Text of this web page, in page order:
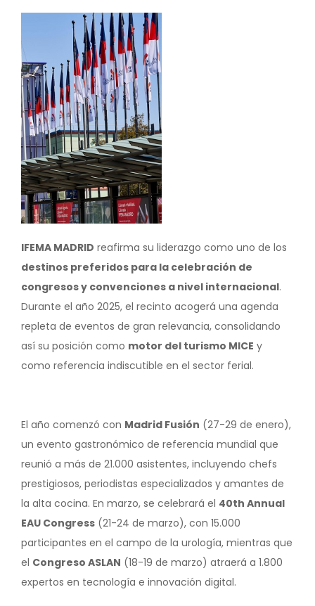
IFEMA MADRID reafirma su liderazgo como uno de los
destinos preferidos para la celebración de
congresos y convenciones a nivel internacional.
Durante el año 2025, el recinto acogerá una agenda
repleta de eventos de gran relevancia, consolidando
así su posición como motor del turismo MICE y
como referencia indiscutible en el sector ferial.
El año comenzó con Madrid Fusión (27-29 de enero),
un evento gastronómico de referencia mundial que
reunió a más de 21.000 asistentes, incluyendo chefs
prestigiosos, periodistas especializados y amantes de
la alta cocina. En marzo, se celebrará el 40th Annual
EAU Congress (21-24 de marzo), con 15.000
participantes en el campo de la urología, mientras que
el Congreso ASLAN (18-19 de marzo) atraerá a 1.800
expertos en tecnología e innovación digital.